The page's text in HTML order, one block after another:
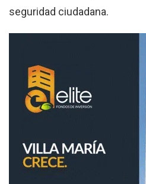
seguridad ciudadana.